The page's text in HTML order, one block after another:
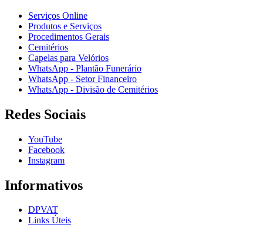
Serviços Online
Produtos e Serviços
Procedimentos Gerais
Cemitérios
Capelas para Velórios
WhatsApp - Plantão Funerário
WhatsApp - Setor Financeiro
WhatsApp - Divisão de Cemitérios
Redes Sociais
YouTube
Facebook
Instagram
Informativos
DPVAT
Links Úteis